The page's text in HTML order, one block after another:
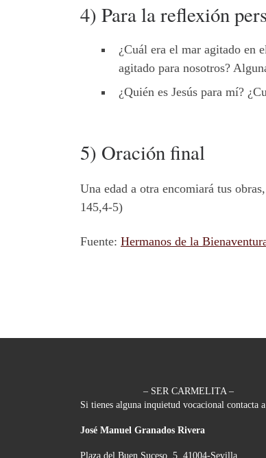
4) Para la reflexión
¿Cuál era el mar agitado en
agitado para nosotros?
¿Quién es Jesús para mí?
5) Oración final
Una edad a otra encomiará tus
145,4-5)
Fuente: Hermanos de la
– SER CARMELITA –
Si tienes alguna inquietud vocacional contacta
José Manuel Granados Rivera
Plaza del Buen Suceso, 5, 41004-Sevilla.